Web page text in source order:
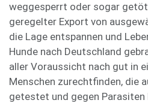
weggesperrt oder sogar
geregelter Export von
die Lage entspannen und
Hunde nach Deutschland
aller Voraussicht nach gut in
Menschen zurechtfinden, die
getestet und gegen Parasiten